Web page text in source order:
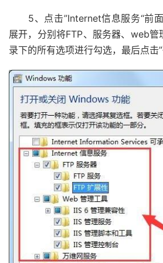
5、点击”Internet信息服务“前面
展开，分别将FTP、服务器、web管
录下的所有选项进行勾选，最后点击”